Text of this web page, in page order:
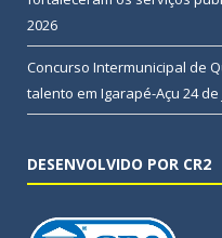
2026
Concurso Intermunicipal de
talento em Igarapé-Açu 24
DESENVOLVIDO POR CR2